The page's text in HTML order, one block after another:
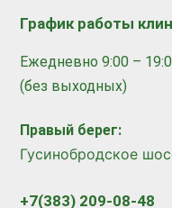
График работы
Ежедневно 9:00 –
(без выходных)
Правый берег:
Гусинобродское
+7(383) 209-08-48